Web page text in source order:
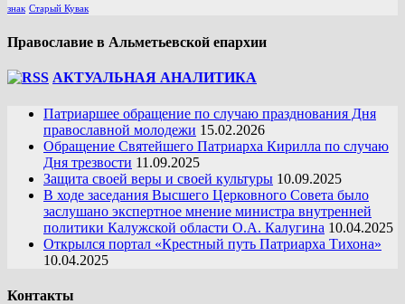
знак Старый Кувак
Православие в Альметьевской епархии
АКТУАЛЬНАЯ АНАЛИТИКА
Патриаршее обращение по случаю празднования Дня
православной молодежи 15.02.2026
Обращение Святейшего Патриарха Кирилла по случаю
Дня трезвости 11.09.2025
Защита своей веры и своей культуры 10.09.2025
В ходе заседания Высшего Церковного Совета было
заслушано экспертное мнение министра внутренней
политики Калужской области О.А. Калугина 10.04.2025
Открылся портал «Крестный путь Патриарха Тихона»
10.04.2025
Контакты